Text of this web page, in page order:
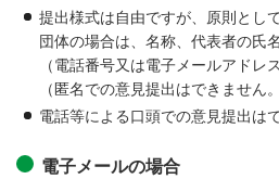
提出様式は自由ですが、原則とし
団体の場合は、名称、代表者の氏
（電話番号又は電子メールアドレ
（匿名での意見提出はできません。
電話等による口頭での意見提出は
電子メールの場合